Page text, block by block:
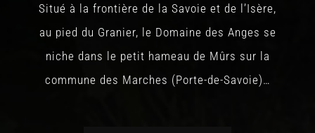
Situé à la frontière de la Savoie et de l’Isère,
au pied du Granier, le Domaine des Anges se
niche dans le petit hameau de Mûrs sur la
commune des Marches (Porte-de-Savoie)…